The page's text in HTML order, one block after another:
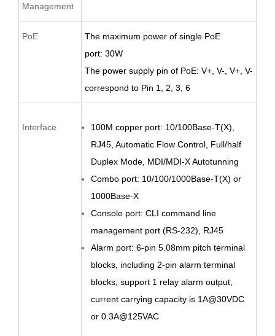
Management
PoE The maximum power of single PoE
port: 30W
The power supply pin of PoE: V+, V-, V+, V-
correspond to Pin 1, 2, 3, 6
Interface
100M copper port: 10/100Base-T(X),
RJ45, Automatic Flow Control, Full/half
Duplex Mode, MDI/MDI-X Autotunning
Combo port: 10/100/1000Base-T(X) or
1000Base-X
Console port: CLI command line
management port (RS-232), RJ45
Alarm port: 6-pin 5.08mm pitch terminal
blocks, including 2-pin alarm terminal
blocks, support 1 relay alarm output,
current carrying capacity is 1A@30VDC
or 0. 3A@125VAC